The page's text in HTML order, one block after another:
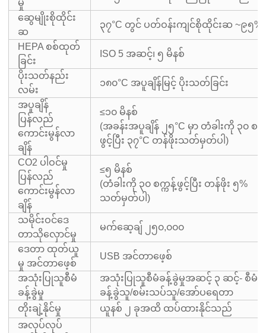
မှု
ဆွေမျိုးစိုထိုင်း
ဆ
၃၇°C တွင် ပတ်ဝန်းကျင်စိုထိုင်းဆ ~၉၅%
HEPA စစ်ထုတ်
ခြင်း
ISO 5 အဆင့်၊ ၅ မိနစ်
ပိုးသတ်နည်း
လမ်း
၁၈၀°C အပူချိန်မြင့် ပိုးသတ်ခြင်း
အပူချိန်
ပြန်လည်
ကောင်းမွန်လာ
ချိန်
≤၁၀ မိနစ်
(အခန်းအပူချိန် ၂၅°C မှာ တံခါးကို ၃၀ စက္
ဖွင့်ပြီး ၃၇°C တန်ဖိုးသတ်မှတ်ပါ)
CO2 ပါဝင်မှု
ပြန်လည်
ကောင်းမွန်လာ
ချိန်
≤၅ မိနစ်
(တံခါးကို ၃၀ စက္ကန့်ဖွင့်ပြီး တန်ဖိုး ၅%
သတ်မှတ်ပါ)
သမိုင်းဝင်ဒေ
တာသိုလှောင်မှု
မက်ဆေ့ချ် ၂၅၀,၀၀၀
ဒေတာ ထုတ်ယူ
မှု အင်တာဖေ့စ်
USB အင်တာဖေ့စ်
အသုံးပြုသူစီမံ
ခန့်ခွဲမှု
အသုံးပြုသူစီမံခန့်ခွဲမှုအဆင့် ၃ ဆင့်- စီမံ
ခန့်ခွဲသူ/စမ်းသပ်သူ/အော်ပရေတာ
တိုးချဲ့နိုင်မှု
ယူနစ် ၂ ခုအထိ ထပ်ထားနိုင်သည်
အလုပ်လုပ်